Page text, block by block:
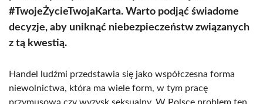
#TwojeŻycieTwojaKarta. Warto podjąć świadome
decyzje, aby uniknąć niebezpieczeństw związanych
z tą kwestią.
Handel ludźmi przedstawia się jako współczesna forma
niewolnictwa, która ma wiele form, w tym pracę